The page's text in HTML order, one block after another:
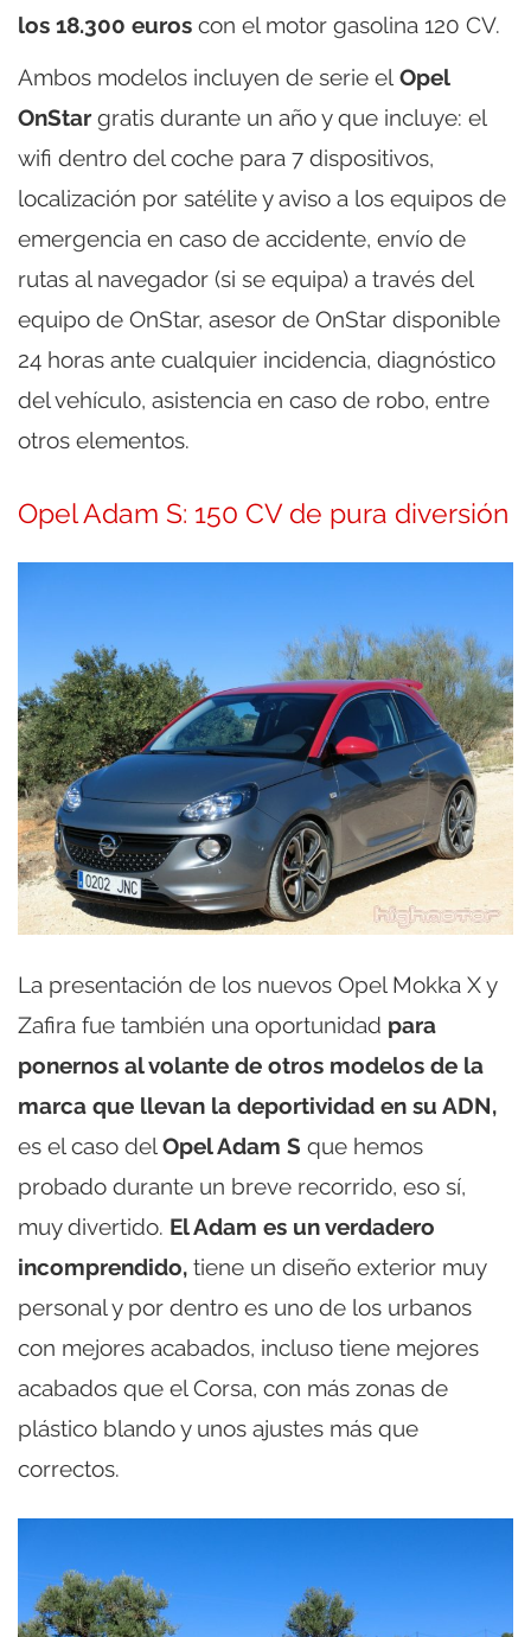
los 18.300 euros con el motor gasolina 120 CV.
Ambos modelos incluyen de serie el Opel
OnStar gratis durante un año y que incluye: el
wifi dentro del coche para 7 dispositivos,
localización por satélite y aviso a los equipos de
emergencia en caso de accidente, envío de
rutas al navegador (si se equipa) a través del
equipo de OnStar, asesor de OnStar disponible
24 horas ante cualquier incidencia, diagnóstico
del vehículo, asistencia en caso de robo, entre
otros elementos.
Opel Adam S: 150 CV de pura diversión
La presentación de los nuevos Opel Mokka X y
Zafira fue también una oportunidad para
ponernos al volante de otros modelos de la
marca que llevan la deportividad en su ADN,
es el caso delOpel Adam S que hemos
probado durante un breve recorrido, eso sí,
muy divertido. El Adam es un verdadero
incomprendido, tiene un diseño exterior muy
personal y por dentro es uno de los urbanos
con mejores acabados, incluso tiene mejores
acabados que el Corsa, con más zonas de
plástico blando y unos ajustes más que
correctos.